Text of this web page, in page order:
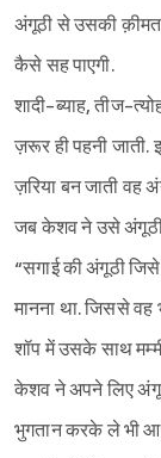
अंगूठी से उसकी क़ीमत,
कैसे सह पाएगी.
शादी-ब्याह, तीज-
ज़रूर ही पहनी जाती.
ज़रिया बन जाती वह
जब केशव ने उसे अंगूठी
“सगाई की अंगूठी
मानना था. जिससे
शॉप में उसके साथ
केशव ने अपने लिए
भुगतान करके ले भी